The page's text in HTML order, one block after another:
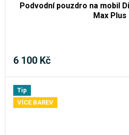
Podvodní pouzdro na mobil
Max Plus
6 100 Kč
Tip
VÍCE BAREV